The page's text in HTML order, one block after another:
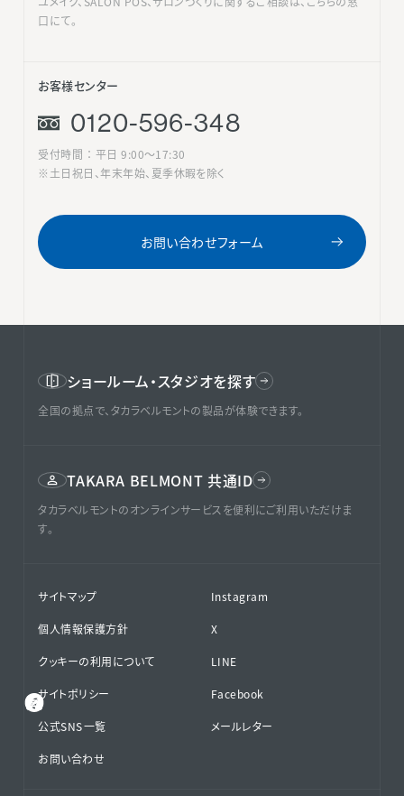
口にて。
お客様センター
0120-596-348
受付時間 ： 平日 9:00〜17:30
※土日祝日、年末年始、夏季休暇を除く
お問い合わせフォーム
ショールーム・スタジオを探す
全国の拠点で、タカラベルモントの製品が体験できます。
TAKARA BELMONT 共通ID
タカラベルモントのオンラインサービスを便利にご利用いただけま
す。
サイトマップ
個人情報保護方針
クッキーの利用について
サイトポリシー
公式SNS⁨⁩一覧
お問い合わせ
Instagram
X
LINE
Facebook
メールレター